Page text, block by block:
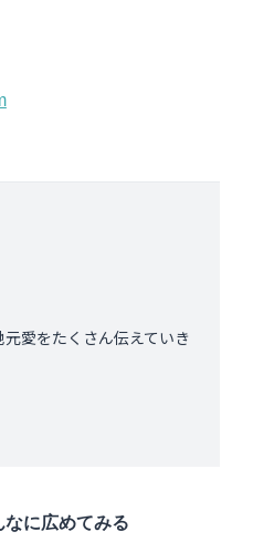
愛をたくさん伝えていき
なに広めてみる